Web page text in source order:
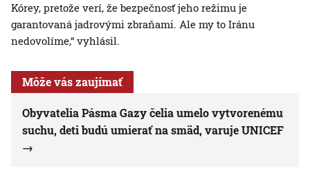
Kórey, pretože verí, že bezpečnosť jeho režimu je
garantovaná jadrovými zbraňami. Ale my to Iránu
nedovolíme,“ vyhlásil.
Môže vás zaujímať
Obyvatelia Pásma Gazy čelia umelo vytvorenému
suchu, deti budú umierať na smäd, varuje UNICEF